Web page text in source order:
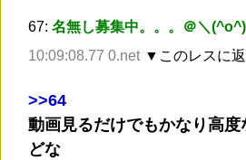
67: 名無し募集中。。。＠＼
10:09:08.77 0.net ▼このレスに
>>64
動画見るだけでもかなり高
どな